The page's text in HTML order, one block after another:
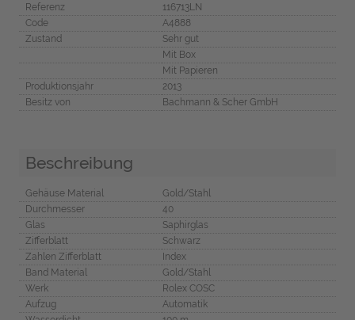
Referenz
116713LN
Code
A4888
Zustand
Sehr gut
Mit Box
Mit Papieren
Produktionsjahr
2013
Besitz von
Bachmann & Scher GmbH
Beschreibung
Gehäuse Material
Gold/Stahl
Durchmesser
40
Glas
Saphirglas
Zifferblatt
Schwarz
Zahlen Zifferblatt
Index
Band Material
Gold/Stahl
Werk
Rolex COSC
Aufzug
Automatik